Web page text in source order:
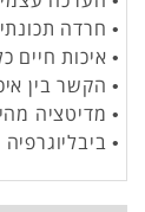
• חרדה
• איכות חיים
• הקשר בין
• מדיטציה
• ביבליוגרפיה